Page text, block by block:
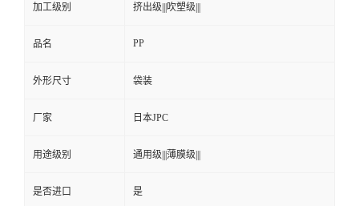
加工级别 挤出级|||吹塑级|||
品名 PP
外形尺寸 袋装
厂家 日本JPC
用途级别 通用级|||薄膜级|||
是否进口 是